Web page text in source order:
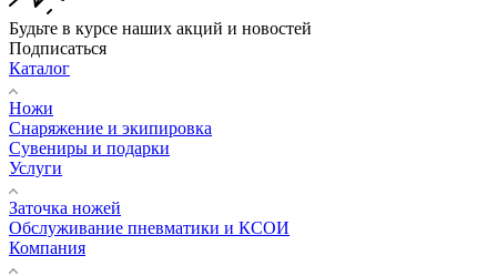
Будьте в курсе наших акций и новостей
Подписаться
Каталог
Ножи
Снаряжение и экипировка
Сувениры и подарки
Услуги
Заточка ножей
Обслуживание пневматики и КСОИ
Компания